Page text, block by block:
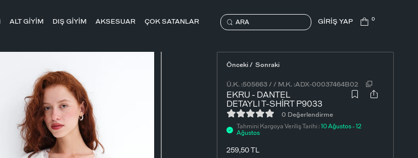
ALT GİYİM DIŞ GİYİM AKSESUAR ÇOK SATANLAR ARA GİRİŞ YAP 0
Önceki / Sonraki
Ü.K. :505663 // M.K. :ADX-00037464B02
EKRU - DANTEL
DETAYLI T-SHIRT P9033
0 Değerlendirme
Tahmini Kargoya Veriliş Tarihi :10 Ağustos - 12
Ağustos
259,50TL